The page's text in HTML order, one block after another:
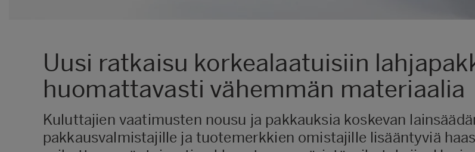
Uusi ratkaisu korkealaatuisiin
huomattavasti vähemmän materiaalia
Kuluttajien vaatimusten nousu ja pakkauksia koskevan
pakkausvalmistajille ja tuotemerkkien omistajille lisääntyviä